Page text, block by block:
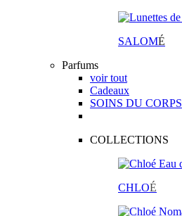
SALOMÉ
Parfums
voir tout
Cadeaux
SOINS DU CORPS
COLLECTIONS
CHLOÉ